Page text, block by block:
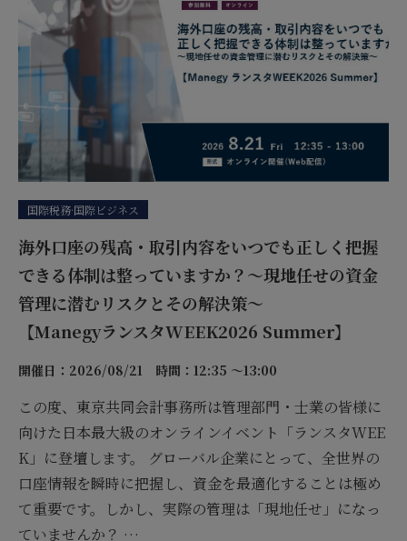
国際税務·国際ビジネス
海外口座の残高・取引内容をいつでも正しく把握
できる体制は整っていますか？～現地任せの資金
管理に潜むリスクとその解決策～
【ManegyランスタWEEK2026 Summer】
開催日：2026/08/21 時間：12:35 ～13:00
この度、東京共同会計事務所は管理部門・士業の皆様に
向けた日本最大級のオンラインイベント「ランスタWEE
K」に登壇します。 グローバル企業にとって、全世界の
口座情報を瞬時に把握し、資金を最適化することは極め
て重要です。しかし、実際の管理は「現地任せ」になっ
ていませんか？ …